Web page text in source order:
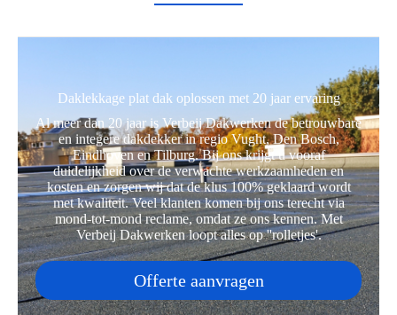
Daklekkage plat dak oplossen met 20 jaar ervaring
Al meer dan 20 jaar is Verbeij Dakwerken de betrouwbare
en integere dakdekker in regio Vught, Den Bosch,
Eindhoven en Tilburg. Bij ons krijgt u vooraf
duidelijkheid over de verwachte werkzaamheden en
kosten en zorgen wij dat de klus 100% geklaard wordt
met kwaliteit. Veel klanten komen bij ons terecht via
mond-tot-mond reclame, omdat ze ons kennen. Met
Verbeij Dakwerken loopt alles op ''rolletjes'.
Offerte aanvragen